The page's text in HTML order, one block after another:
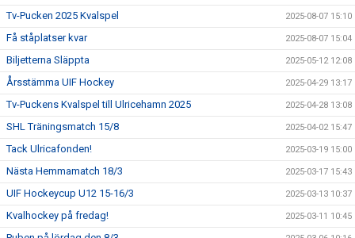
Tv-Pucken 2025 Kvalspel 2025-08-07 15:10
Få ståplatser kvar 2025-08-07 15:04
Biljetterna Släppta 2025-05-12 12:08
Årsstämma UIF Hockey 2025-04-29 13:17
Tv-Puckens Kvalspel till Ulricehamn 2025 2025-04-28 13:08
SHL Träningsmatch 15/8 2025-04-02 15:47
Tack Ulricafonden! 2025-03-19 15:00
Nästa Hemmamatch 18/3 2025-03-17 15:43
UIF Hockeycup U12 15-16/3 2025-03-13 10:37
Kvalhockey på fredag! 2025-03-11 10:45